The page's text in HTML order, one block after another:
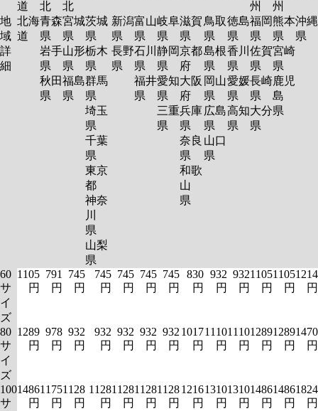
道
北
北
州
州
地
域
詳
細
北海
道
青森
県
岩手
県
秋田
県
宮城
県
山形
県
福島
県
茨城
県
栃木
県
群馬
県
埼玉
県
千葉
県
東京
都
神奈
川
県
山梨
県
新潟
県
長野
県
富山
県
石川
県
福井
県
岐阜
県
静岡
県
愛知
県
三重
県
滋賀
県
京都
府
大阪
府
兵庫
県
奈良
県
和歌
山
県
鳥取
県
島根
県
岡山
県
広島
県
山口
県
徳島
県
香川
県
愛媛
県
高知
県
福岡
県
佐賀
県
長崎
県
大分
県
熊本
県
宮崎
県
鹿児
島
県
沖縄
県
60
サ
イ
ズ
1105
円
791
円
745
円
745
円
745
円
745
円
745
円
830
円
932
円
932
円
1105
円
1105
円
1214
円
80
サ
イ
ズ
1289
円
978
円
932
円
932
円
932
円
932
円
932
円
1017
円
1110
円
1110
円
1289
円
1289
円
1470
円
100
サ
1486
円
1175
円
1128
円
1128
円
1128
円
1128
円
1128
円
1216
円
1310
円
1310
円
1486
円
1486
円
1824
円